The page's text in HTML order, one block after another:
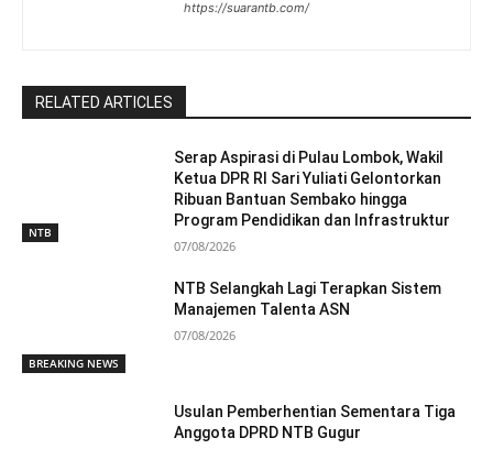
https://suarantb.com/
RELATED ARTICLES
NTB
Serap Aspirasi di Pulau Lombok, Wakil
Ketua DPR RI Sari Yuliati Gelontorkan
Ribuan Bantuan Sembako hingga
Program Pendidikan dan Infrastruktur
07/08/2026
BREAKING NEWS
NTB Selangkah Lagi Terapkan Sistem
Manajemen Talenta ASN
07/08/2026
Usulan Pemberhentian Sementara Tiga
Anggota DPRD NTB Gugur